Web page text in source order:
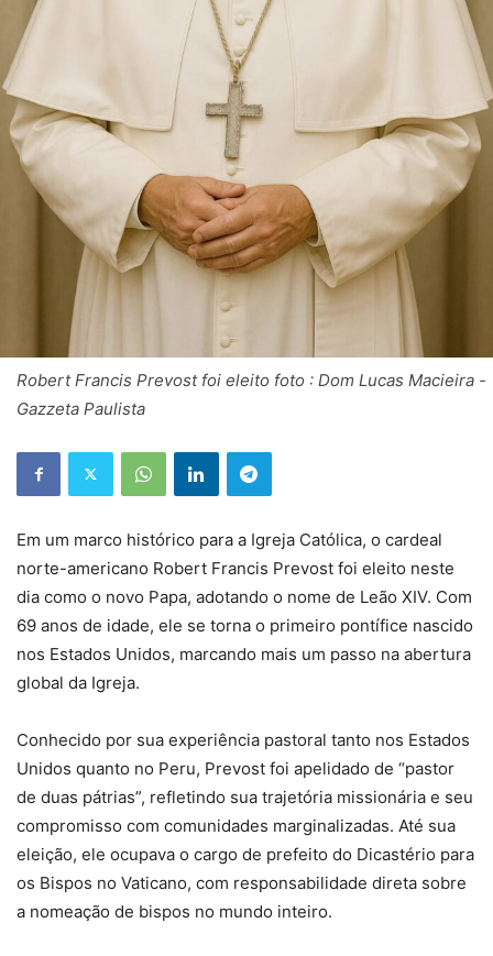
Robert Francis Prevost foi eleito foto : Dom Lucas Macieira -
Gazzeta Paulista
Em um marco histórico para a Igreja Católica, o cardeal
norte-americano Robert Francis Prevost foi eleito neste
dia como o novo Papa, adotando o nome de Leão XIV. Com
69 anos de idade, ele se torna o primeiro pontífice nascido
nos Estados Unidos, marcando mais um passo na abertura
global da Igreja.
Conhecido por sua experiência pastoral tanto nos Estados
Unidos quanto no Peru, Prevost foi apelidado de “pastor
de duas pátrias”, refletindo sua trajetória missionária e seu
compromisso com comunidades marginalizadas. Até sua
eleição, ele ocupava o cargo de prefeito do Dicastério para
os Bispos no Vaticano, com responsabilidade direta sobre
a nomeação de bispos no mundo inteiro.